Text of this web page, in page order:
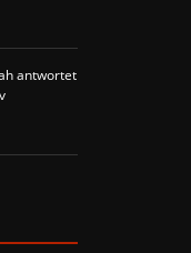
antwortet